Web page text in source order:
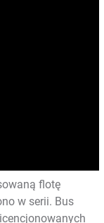
flotę
w serii. Bus